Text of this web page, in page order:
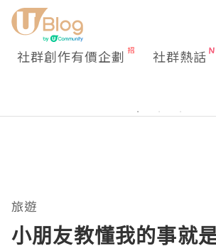
社群創作有價企劃 社群熱話
旅遊
小朋友教懂我的事就